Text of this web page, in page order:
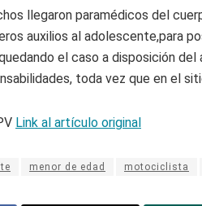
llegaron paramédicos del
auxilios al adolescente,para
el caso a disposición
toda vez que en el
Link al artículo original
menor de edad motociclista